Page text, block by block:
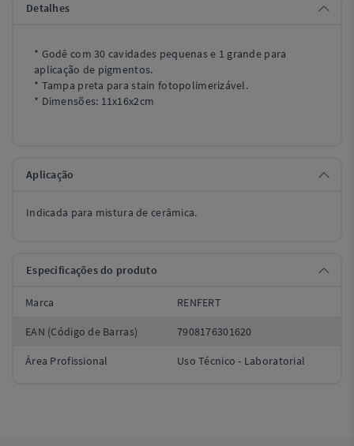
Detalhes
* Godê com 30 cavidades pequenas e 1 grande para
aplicação de pigmentos.
* Tampa preta para stain fotopolimerizável.
* Dimensões: 11x16x2cm
Aplicação
Indicada para mistura de cerâmica.
Especificações do produto
Marca RENFERT
EAN (Código de Barras) 7908176301620
Área Profissional Uso Técnico - Laboratorial